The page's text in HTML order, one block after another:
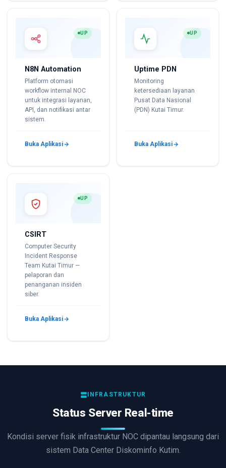
UP
N8N Automation
Platform otomasi
workflow internal NOC
untuk integrasi layanan,
API, dan notifikasi antar
sistem.
Buka Aplikasi
UP
Uptime PDN
Monitoring
ketersediaan layanan
Pusat Data Nasional
(PDN) Kutai Timur.
Buka Aplikasi
UP
CSIRT
Computer Security
Incident Response
Team Kutai Timur —
pelaporan dan
penanganan insiden
siber.
Buka Aplikasi
INFRASTRUKTUR
Status Server Real-time
Kondisi server fisik infrastruktur NOC dipantau langsung dari
sistem Data Center Diskominfo Kutim.